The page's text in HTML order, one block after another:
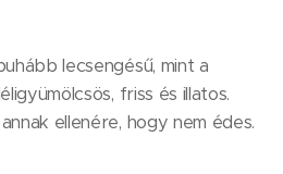
lecsengésű, mint a
friss és illatos.
ellenére, hogy nem édes.